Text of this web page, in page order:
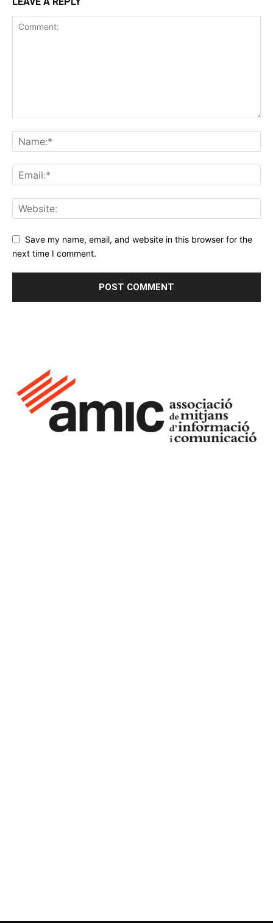
Save my name, email, and website in this browser for the
next time I comment.